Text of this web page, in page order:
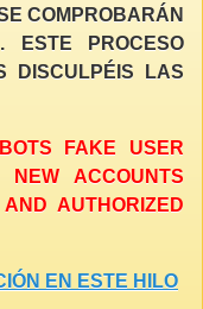
COMPROBARÁN
ESTE PROCESO
DISCULPÉIS LAS
FAKE USER
NEW ACCOUNTS
AUTHORIZED
EN ESTE HILO